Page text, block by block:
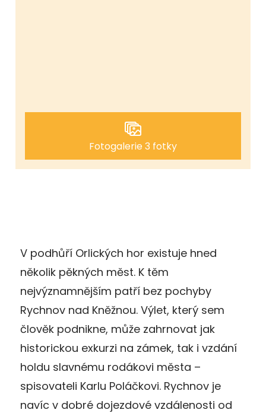
Fotogalerie 3 fotky
V podhůří Orlických hor existuje hned
několik pěkných měst. K těm
nejvýznamnějším patří bez pochyby
Rychnov nad Kněžnou. Výlet, který sem
člověk podnikne, může zahrnovat jak
historickou exkurzi na zámek, tak i vzdání
holdu slavnému rodákovi města –
spisovateli Karlu Poláčkovi. Rychnov je
navíc v dobré dojezdové vzdálenosti od